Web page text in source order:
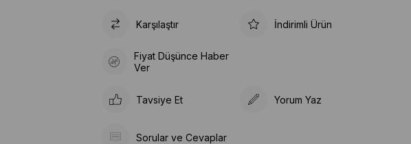
Karşılaştır İndirimli Ürün
Fiyat Düşünce Haber
Ver
Tavsiye Et Yorum Yaz
Sorular ve Cevaplar